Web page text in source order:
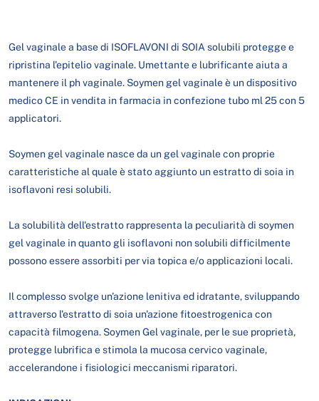
Gel vaginale a base di ISOFLAVONI di SOIA solubili protegge e
ripristina l'epitelio vaginale. Umettante e lubrificante aiuta a
mantenere il ph vaginale. Soymen gel vaginale è un dispositivo
medico CE in vendita in farmacia in confezione tubo ml 25 con 5
applicatori.
Soymen gel vaginale nasce da un gel vaginale con proprie
caratteristiche al quale è stato aggiunto un estratto di soia in
isoflavoni resi solubili.
La solubilità dell'estratto rappresenta la peculiarità di soymen
gel vaginale in quanto gli isoflavoni non solubili difficilmente
possono essere assorbiti per via topica e/o applicazioni locali.
Il complesso svolge un'azione lenitiva ed idratante, sviluppando
attraverso l'estratto di soia un'azione fitoestrogenica con
capacità filmogena. Soymen Gel vaginale, per le sue proprietà,
protegge lubrifica e stimola la mucosa cervico vaginale,
accelerandone i fisiologici meccanismi riparatori.